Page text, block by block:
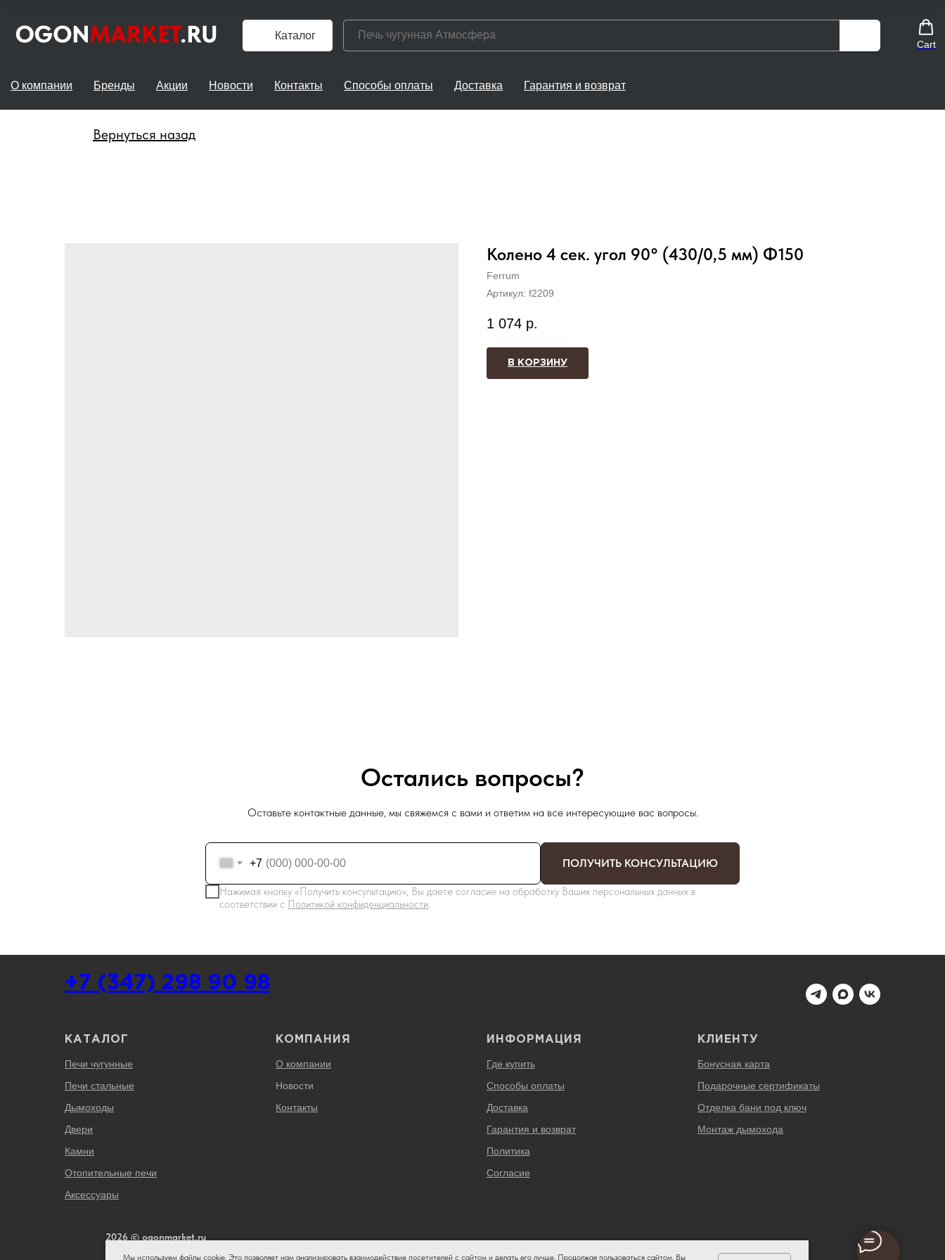
Каталог
Cart
О компании Бренды Акции Новости Контакты Способы оплаты Доставка Гарантия и возврат
Вернуться назад
Колено 4 сек. угол 90° (430/0,5 мм) Ф150
Ferrum
Артикул: f2209
1 074 р.
В КОРЗИНУ
Мы используем файлы cookie. Это позволяет нам анализировать взаимодействие посетителей с сайтом и делать его лучше. Продолжая пользоваться сайтом, Вы
Остались вопросы?
Оставьте контактные данные, мы свяжемся с вами и ответим на все интересующие вас вопросы.
+7
Нажимая кнопку «Получить консультацию», Вы даете согласие на обработку Ваших персональных данных в
соответствии с Политикой конфиденциальности.
ПОЛУЧИТЬ КОНСУЛЬТАЦИЮ
+7 (347) 298 90 98
КАТАЛОГ
Печи чугунные
Печи стальные
Дымоходы
Двери
Камни
Отопительные печи
Аксессуары
КОМПАНИЯ
О компании
Новости
Контакты
ИНФОРМАЦИЯ
Где купить
Способы оплаты
Доставка
Гарантия и возврат
Политика
Согласие
КЛИЕНТУ
Бонусная карта
Подарочные сертификаты
Отделка бани под ключ
Монтаж дымохода
2026 © ogonmarket.ru